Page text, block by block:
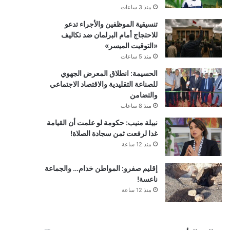
منذ 3 ساعات
تنسيقية الموظفين والأجراء تدعو
للاحتجاج أمام البرلمان ضد تكاليف
«التوقيت الميسر»
منذ 5 ساعات
الحسيمة: انطلاق المعرض الجهوي
للصناعة التقليدية والاقتصاد الاجتماعي
والتضامن
منذ 8 ساعات
نبيلة منيب: حكومة لو علمت أن القيامة
غدا لرفعت ثمن سجادة الصلاة!
منذ 12 ساعة
إقليم صفرو: المواطن خدام… والجماعة
ناعسة!
منذ 12 ساعة